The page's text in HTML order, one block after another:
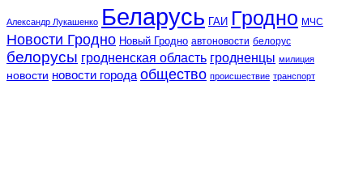
Александр Лукашенко Беларусь ГАИ Гродно МЧС
Новости Гродно Новый Гродно автоновости белорус
белорусы гродненская область гродненцы милиция
новости новости города общество происшествие транспорт